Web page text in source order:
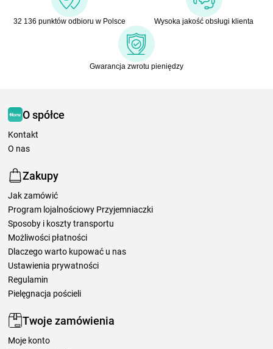
32 136 punktów odbioru w Polsce Wysoka jakość obsługi klienta
Gwarancja zwrotu pieniędzy
O spółce
Kontakt
O nas
Zakupy
Jak zamówić
Program lojalnościowy Przyjemniaczki
Sposoby i koszty transportu
Możliwości płatności
Dlaczego warto kupować u nas
Ustawienia prywatności
Regulamin
Pielęgnacja pościeli
Twoje zamówienia
Moje konto